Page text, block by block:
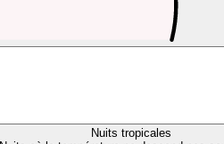
Nuits tropicales